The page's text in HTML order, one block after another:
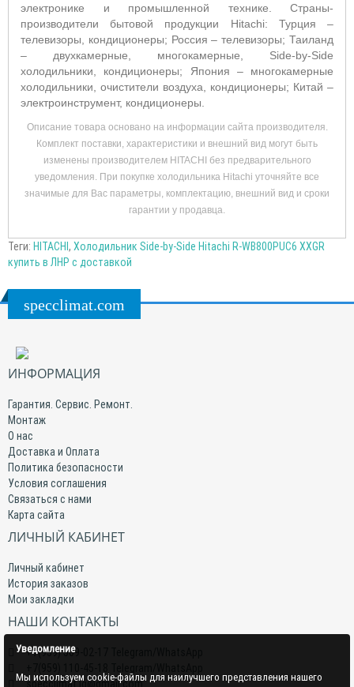
электронике и промышленной технике. Страны-
производители бытовой продукции Hitachi: Турция –
телевизоры, кондиционеры; Россия – телевизоры; Таиланд
– двухкамерные, многокамерные, Side-by-Side
холодильники, кондиционеры; Япония – многокамерные
холодильники, очистители воздуха, кондиционеры; Китай –
электроинструмент, кондиционеры.
Описание товара основано на информации сайта производителя.
Комплект поставки, характеристики и внешний вид могут быть
изменены производителем HITACHI без предварительного
уведомления. При покупке холодильника Hitachi уточняйте все
значимые для Вас параметры, комплектацию, внешний вид и сроки
гарантии у продавца.
Теги: HITACHI , Холодильник Side-by-Side Hitachi R-WB800PUC6 XXGR
купить в ЛНР с доставкой
specclimat.com
ИНФОРМАЦИЯ
Гарантия. Сервис. Ремонт.
Монтаж
О нас
Доставка и Оплата
Политика безопасности
Условия соглашения
Связаться с нами
Карта сайта
ЛИЧНЫЙ КАБИНЕТ
Личный кабинет
История заказов
Мои закладки
НАШИ КОНТАКТЫ
+7(959) 509-02-17 Telegram/WhatsApp
specclimat.lg@gmail.com
Уведомление
Мы используем cookie-файлы для наилучшего представления нашего